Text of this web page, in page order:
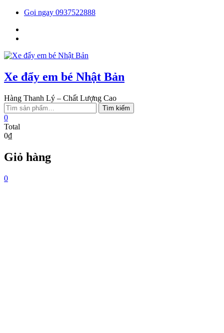
Skip
content
Gọi ngay 0937522888
Xe đẩy em bé Nhật Bản
Hàng Thanh Lý – Chất Lượng Cao
Tìm
kiếm:
Tìm kiếm
0
Total
0₫
Giỏ hàng
0